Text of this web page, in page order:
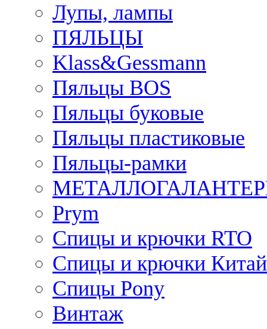
Лупы, лампы
ПЯЛЬЦЫ
Klass&Gessmann
Пяльцы BOS
Пяльцы буковые
Пяльцы пластиковые
Пяльцы-рамки
Prym
Спицы и крючки RTO
Спицы и крючки Китай
Спицы Pony
Винтаж